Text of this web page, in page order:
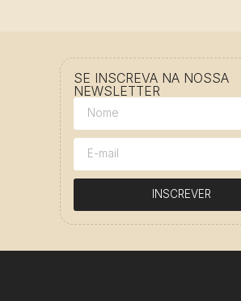
SE INSCREVA NA NOSSA
NEWSLETTER
INSCREVER